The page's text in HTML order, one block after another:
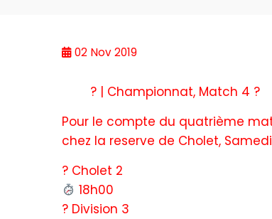
02 Nov 2019
? | Championnat, Match 4 ?
Pour le compte du quatrième
chez la reserve de Cholet,
? Cholet 2
18h00
? Division 3